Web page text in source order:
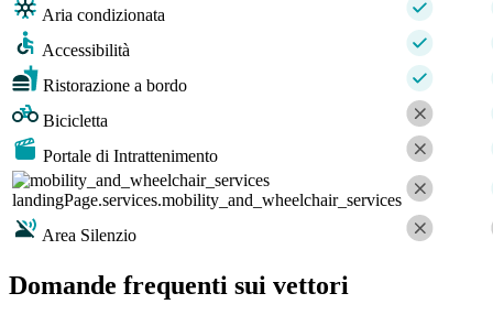
Aria condizionata
Accessibilità
Ristorazione a bordo
Bicicletta
Portale di Intrattenimento
landingPage.services.mobility_and_wheelchair_services
Area Silenzio
Domande frequenti sui vettori